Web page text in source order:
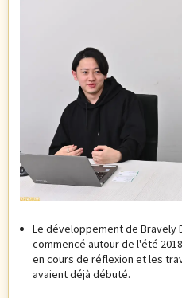
Le développement de Bravely
commencé autour de l'été
en cours de réflexion et les
avaient déjà débuté.